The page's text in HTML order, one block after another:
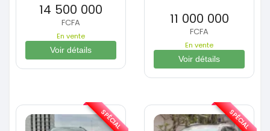
14 500 000
FCFA
En vente
Voir détails
11 000 000
FCFA
En vente
Voir détails
SPÉCIAL SPÉCIAL